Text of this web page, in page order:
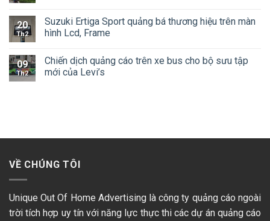
20
Th2
Suzuki Ertiga Sport quảng bá thương hiệu trên màn
hình Lcd, Frame
09
Th2
Chiến dịch quảng cáo trên xe bus cho bộ sưu tập
mới của Levi’s
VỀ CHÚNG TÔI
Unique Out Of Home Advertising là công ty quảng cáo ngoài
trời tích hợp uy tín với năng lực thực thi các dự án quảng cáo